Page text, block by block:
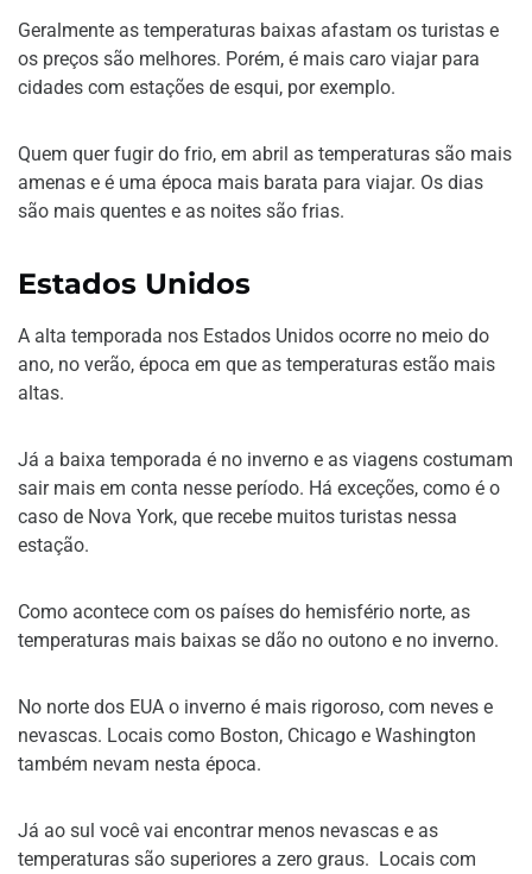
Geralmente as temperaturas baixas afastam os turistas e
os preços são melhores. Porém, é mais caro viajar para
cidades com estações de esqui, por exemplo.
Quem quer fugir do frio, em abril as temperaturas são mais
amenas e é uma época mais barata para viajar. Os dias
são mais quentes e as noites são frias.
Estados Unidos
A alta temporada nos Estados Unidos ocorre no meio do
ano, no verão, época em que as temperaturas estão mais
altas.
Já a baixa temporada é no inverno e as viagens costumam
sair mais em conta nesse período. Há exceções, como é o
caso de Nova York, que recebe muitos turistas nessa
estação.
Como acontece com os países do hemisfério norte, as
temperaturas mais baixas se dão no outono e no inverno.
No norte dos EUA o inverno é mais rigoroso, com neves e
nevascas. Locais como Boston, Chicago e Washington
também nevam nesta época.
Já ao sul você vai encontrar menos nevascas e as
temperaturas são superiores a zero graus. Locais com